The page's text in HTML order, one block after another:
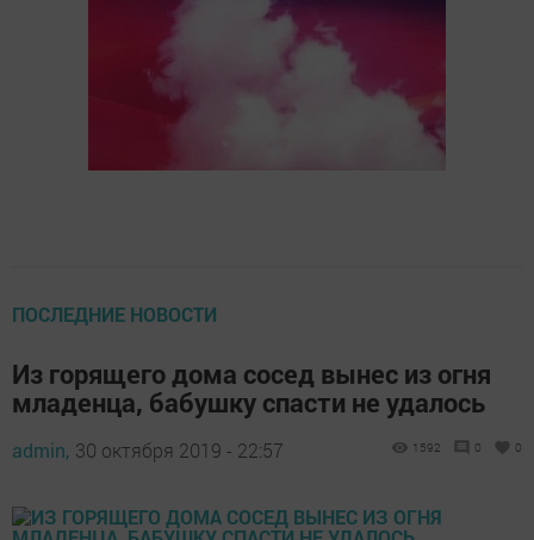
ПОСЛЕДНИЕ НОВОСТИ
Из горящего дома сосед вынес из огня
младенца, бабушку спасти не удалось
admin, 30 октября 2019 - 22:57 1592 0 0